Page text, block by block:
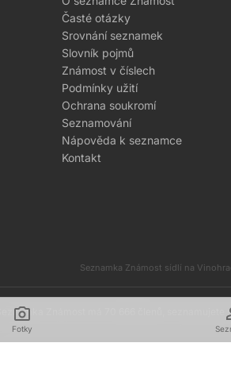
camera_alt
Fotky
Časté otázky
Srovnání seznamek
Slovník pojmů
Známost v číslech
Podmínky užití
Ochrana soukromí
Seznamování
Nápověda k seznamce
Kontakt
Seznamka Známost sídlí na
Seznamka Známost má 70 666 členů, seznamujete